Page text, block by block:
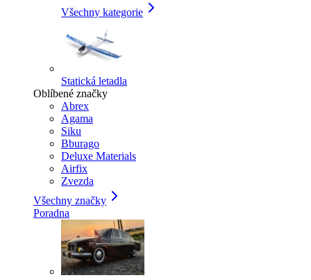
Všechny kategorie
Statická letadla
Oblíbené značky
Abrex
Agama
Siku
Bburago
Deluxe Materials
Airfix
Zvezda
Všechny značky
Poradna